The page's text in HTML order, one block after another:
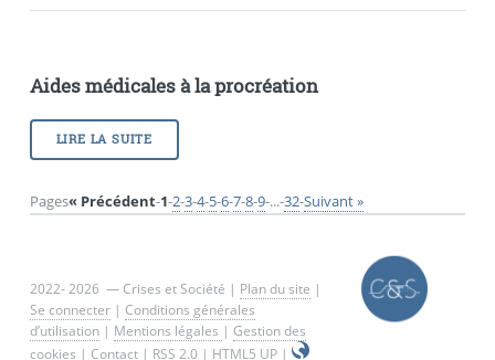
Aides médicales à la procréation
LIRE LA SUITE
Pages« Précédent-1-2-3-4-5-6-7-8-9-...-32-Suivant »
2022- 2026 — Crises et Société | Plan du site |
Se connecter| Conditions générales
d’utilisation| Mentions légales | Gestion des
cookies | Contact| RSS 2.0| HTML5 UP|